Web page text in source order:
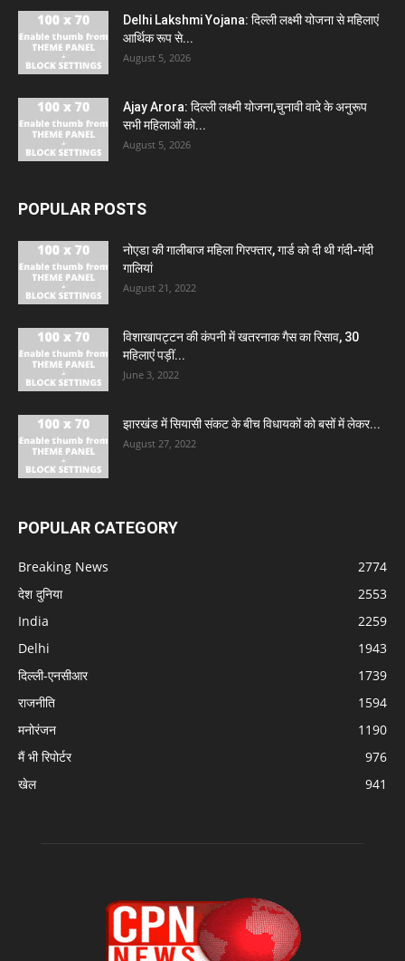
Delhi Lakshmi Yojana: दिल्ली लक्ष्मी योजना से महिलाएं
आर्थिक रूप से...
August 5, 2026
Ajay Arora: दिल्ली लक्ष्मी योजना,चुनावी वादे के अनुरूप
सभी महिलाओं को...
August 5, 2026
POPULAR POSTS
नोएडा की गालीबाज महिला गिरफ्तार, गार्ड को दी थी गंदी-गंदी
गालियां
August 21, 2022
विशाखापट्टन की कंपनी में खतरनाक गैस का रिसाव, 30
महिलाएं पड़ीं...
June 3, 2022
झारखंड में सियासी संकट के बीच विधायकों को बसों में लेकर...
August 27, 2022
POPULAR CATEGORY
Breaking News
2774
देश दुनिया
2553
India
2259
Delhi
1943
दिल्ली-एनसीआर
1739
राजनीति
1594
मनोरंजन
1190
मैं भी रिपोर्टर
976
खेल
941